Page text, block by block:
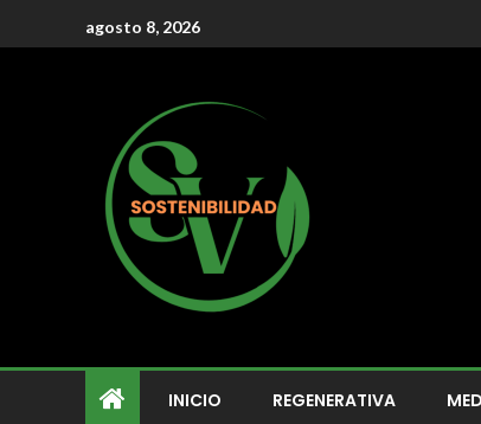
agosto 8, 2026
INICIO REGENERATIVA